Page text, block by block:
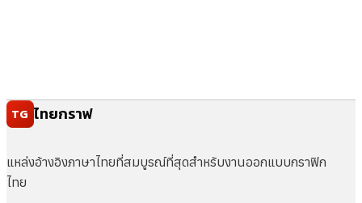
TG ไทยกราฟ
แหล่งอ้างอิงภาษาไทยที่สมบูรณ์ที่สุดสำหรับงานออกแบบกราฟิก
ไทย